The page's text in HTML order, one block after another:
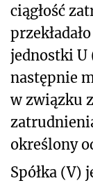
ciągłość
jednostki U
następnie
w związku
określony
Spółka (V)